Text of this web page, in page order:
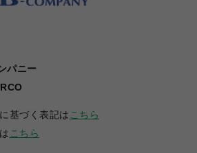
パニー
基づく表記は こちら
こちら